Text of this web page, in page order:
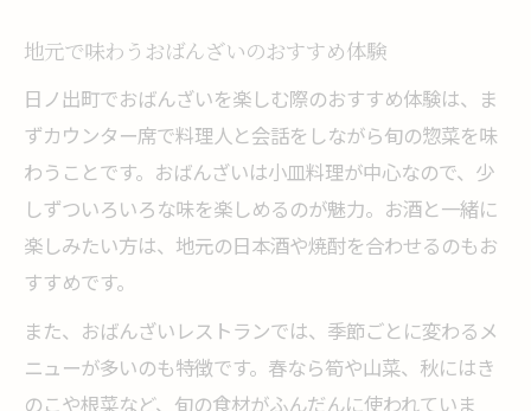
おばんざいで長時間くつろげる店の魅力
長居歓迎のおばんざい店で楽しむ食事時間
おばんざいを味わいながら会話も弾む空間
静かに過ごせるおばんざいレストランの選
択肢
地元で味わうおばんざいのおすすめ体験
日ノ出町でおばんざいを楽しむ際のおすすめ体験は、ま
ずカウンター席で料理人と会話をしながら旬の惣菜を味
わうことです。おばんざいは小皿料理が中心なので、少
しずついろいろな味を楽しめるのが魅力。お酒と一緒に
楽しみたい方は、地元の日本酒や焼酎を合わせるのもお
すすめです。
また、おばんざいレストランでは、季節ごとに変わるメ
ニューが多いのも特徴です。春なら筍や山菜、秋にはき
のこや根菜など、旬の食材がふんだんに使われていま